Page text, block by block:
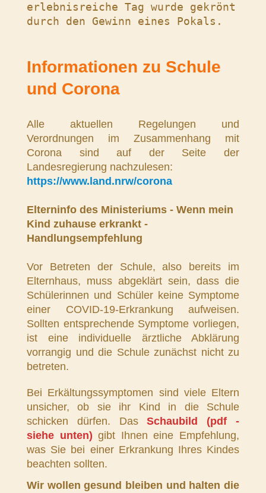
erlebnisreiche Tag wurde gekrönt
Informationen zu Schule
und Corona
Alle aktuellen Regelungen und
Verordnungen im Zusammenhang mit
Corona sind auf der Seite der
Landesregierung nachzulesen:
https://www.land.nrw/corona
Elterninfo des Ministeriums - Wenn mein
Kind zuhause erkrankt -
Handlungsempfehlung
Vor Betreten der Schule, also bereits im
Elternhaus, muss abgeklärt sein, dass die
Schülerinnen und Schüler keine Symptome
einer COVID-19-Erkrankung aufweisen.
Sollten entsprechende Symptome vorliegen,
ist eine individuelle ärztliche Abklärung
vorrangig und die Schule zunächst nicht zu
betreten.
Bei Erkältungssymptomen sind viele Eltern
unsicher, ob sie ihr Kind in die Schule
schicken dürfen. DasSchaubild (pdf -
siehe unten) gibt Ihnen eine Empfehlung,
was Sie bei einer Erkrankung Ihres Kindes
beachten sollten.
Wir wollen gesund bleiben und halten die